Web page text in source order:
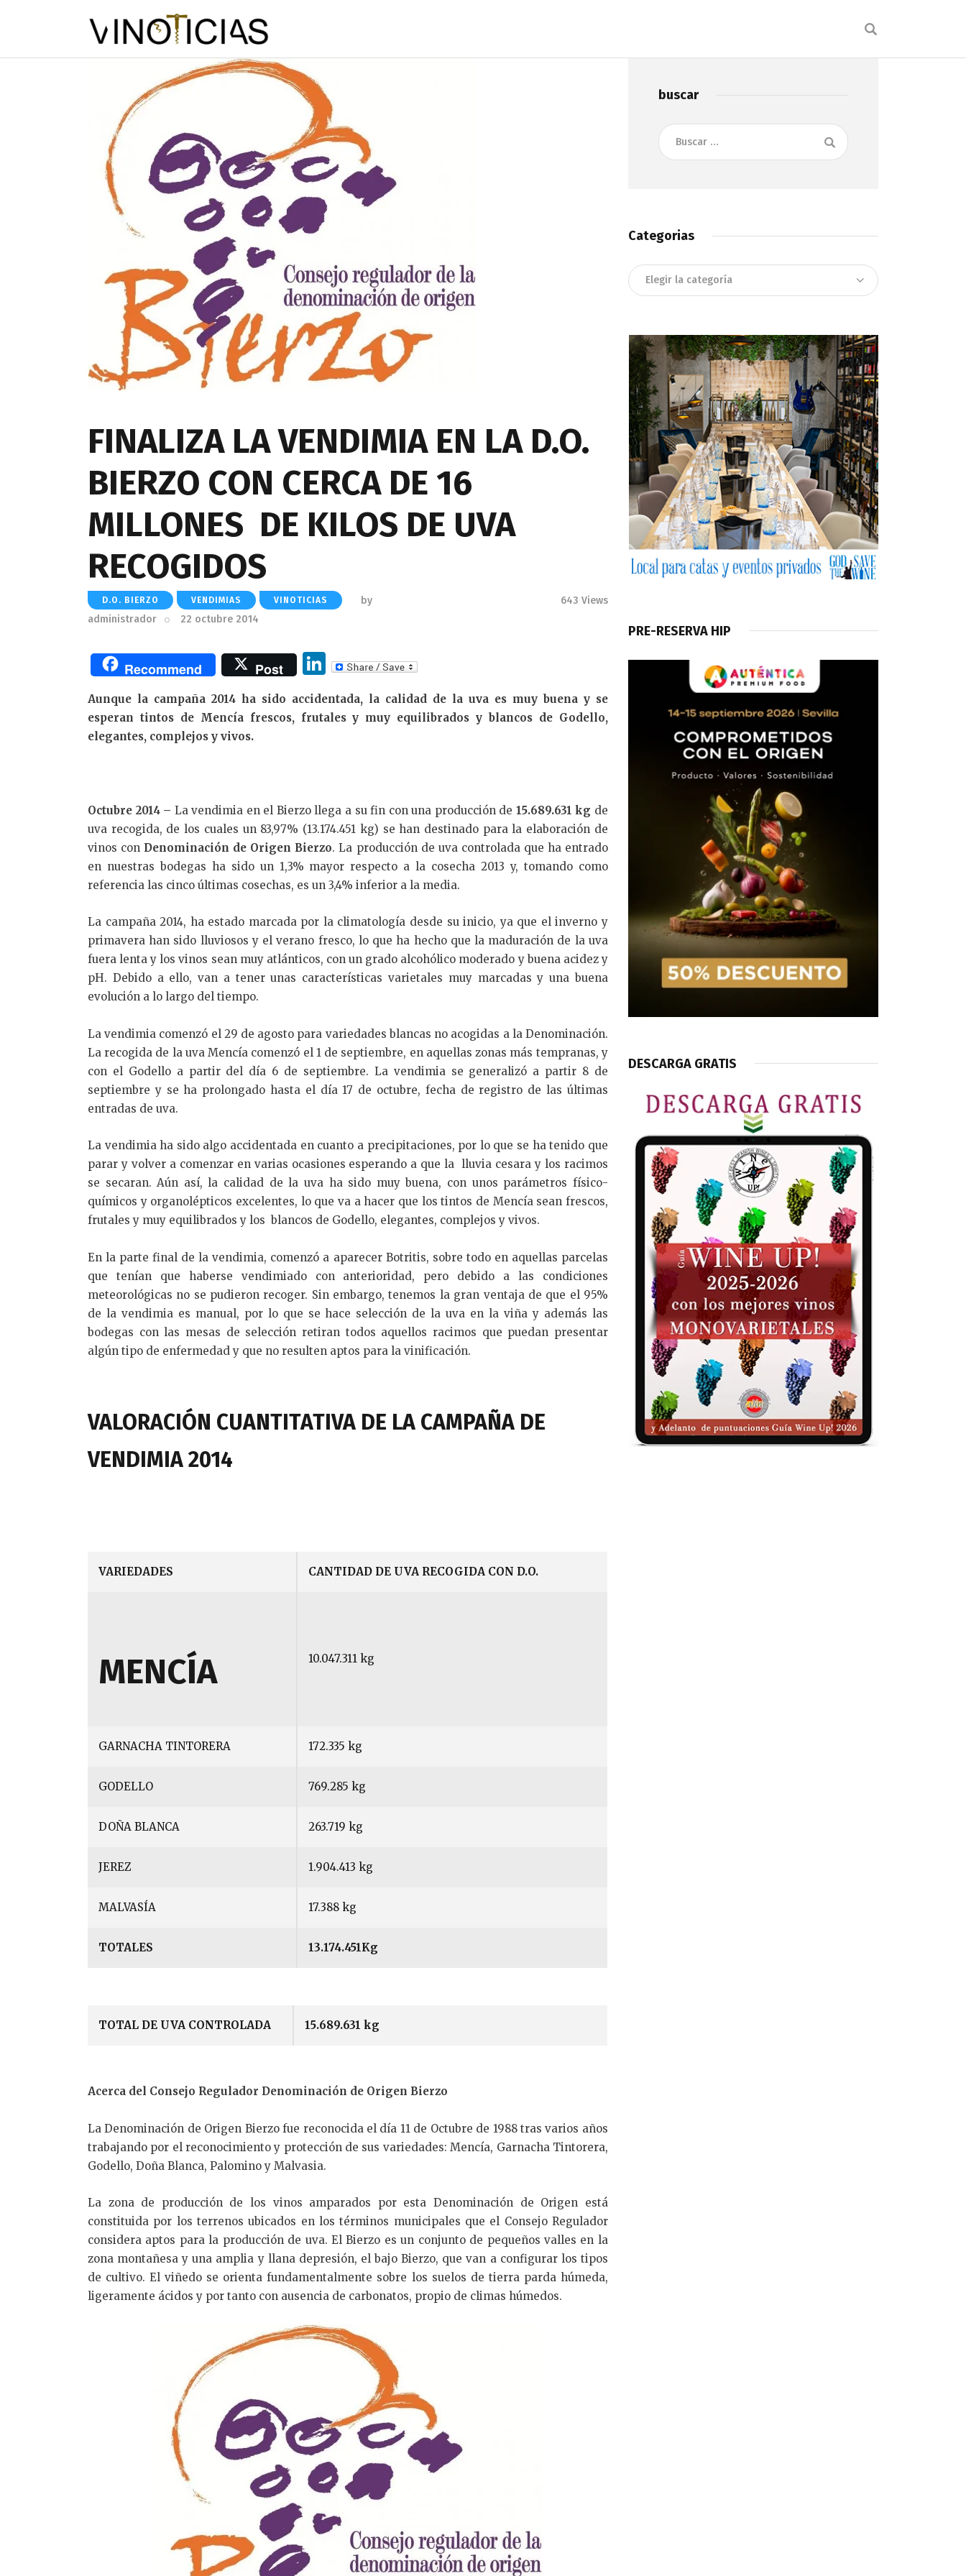
FINALIZA LA VENDIMIA EN LA D.O.
BIERZO CON CERCA DE 16
MILLONES DE KILOS DE UVA
RECOGIDOS
D.O. BIERZO VENDIMIAS VINOTICIAS
by
administrador
22 octubre 2014
643 Views
Recommend Post
Li
k
Aunque la campaña 2014 ha sido accidentada, la calidad de la uva es muy buena y se
esperan tintos de Mencía frescos, frutales y muy equilibrados y blancos de Godello,
elegantes, complejos y vivos.
Octubre 2014 – La vendimia en el Bierzo llega a su fin con una producción de 15.689.631 kg de
uva recogida, de los cuales un 83,97% (13.174.451 kg) se han destinado para la elaboración de
vinos con Denominación de Origen Bierzo. La producción de uva controlada que ha entrado
en nuestras bodegas ha sido un 1,3% mayor respecto a la cosecha 2013 y, tomando como
referencia las cinco últimas cosechas, es un 3,4% inferior a la media.
La campaña 2014, ha estado marcada por la climatología desde su inicio, ya que el inverno y
primavera han sido lluviosos y el verano fresco, lo que ha hecho que la maduración de la uva
fuera lenta y los vinos sean muy atlánticos, con un grado alcohólico moderado y buena acidez y
pH. Debido a ello, van a tener unas características varietales muy marcadas y una buena
evolución a lo largo del tiempo.
La vendimia comenzó el 29 de agosto para variedades blancas no acogidas a la Denominación.
La recogida de la uva Mencía comenzó el 1 de septiembre, en aquellas zonas más tempranas, y
con el Godello a partir del día 6 de septiembre. La vendimia se generalizó a partir 8 de
septiembre y se ha prolongado hasta el día 17 de octubre, fecha de registro de las últimas
entradas de uva.
La vendimia ha sido algo accidentada en cuanto a precipitaciones, por lo que se ha tenido que
parar y volver a comenzar en varias ocasiones esperando a que la lluvia cesara y los racimos
se secaran. Aún así, la calidad de la uva ha sido muy buena, con unos parámetros físico-
químicos y organolépticos excelentes, lo que va a hacer que los tintos de Mencía sean frescos,
frutales y muy equilibrados y los blancos de Godello, elegantes, complejos y vivos.
En la parte final de la vendimia, comenzó a aparecer Botritis, sobre todo en aquellas parcelas
que tenían que haberse vendimiado con anterioridad, pero debido a las condiciones
meteorológicas no se pudieron recoger. Sin embargo, tenemos la gran ventaja de que el 95%
de la vendimia es manual, por lo que se hace selección de la uva en la viña y además las
bodegas con las mesas de selección retiran todos aquellos racimos que puedan presentar
algún tipo de enfermedad y que no resulten aptos para la vinificación.
VALORACIÓN CUANTITATIVA DE LA CAMPAÑA DE
VENDIMIA 2014
VARIEDADES CANTIDAD DE UVA RECOGIDA CON D.O.
MENCÍA 10.047.311 kg
GARNACHA TINTORERA 172.335 kg
GODELLO 769.285 kg
DOÑA BLANCA 263.719 kg
JEREZ 1.904.413 kg
MALVASÍA 17.388 kg
TOTALES 13.174.451Kg
TOTAL DE UVA CONTROLADA 15.689.631 kg
Acerca del Consejo Regulador Denominación de Origen Bierzo
La Denominación de Origen Bierzo fue reconocida el día 11 de Octubre de 1988 tras varios años
trabajando por el reconocimiento y protección de sus variedades: Mencía, Garnacha Tintorera,
Godello, Doña Blanca, Palomino y Malvasia.
La zona de producción de los vinos amparados por esta Denominación de Origen está
constituida por los terrenos ubicados en los términos municipales que el Consejo Regulador
considera aptos para la producción de uva. El Bierzo es un conjunto de pequeños valles en la
zona montañesa y una amplia y llana depresión, el bajo Bierzo, que van a configurar los tipos
de cultivo. El viñedo se orienta fundamentalmente sobre los suelos de tierra parda húmeda,
ligeramente ácidos y por tanto con ausencia de carbonatos, propio de climas húmedos.
buscar
Buscar:
Categorias
Categorias
PRE-RESERVA HIP
DESCARGA GRATIS